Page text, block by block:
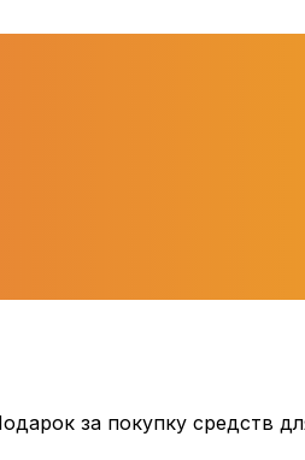
за покупку средств